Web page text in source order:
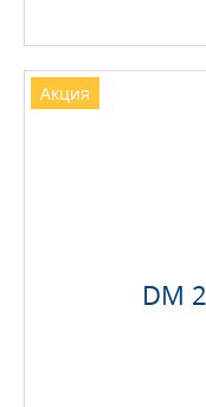
Акция
DM